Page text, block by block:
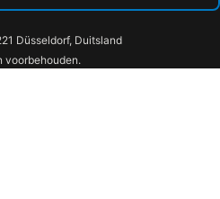
Düsseldorf, Duitsland
voorbehouden.